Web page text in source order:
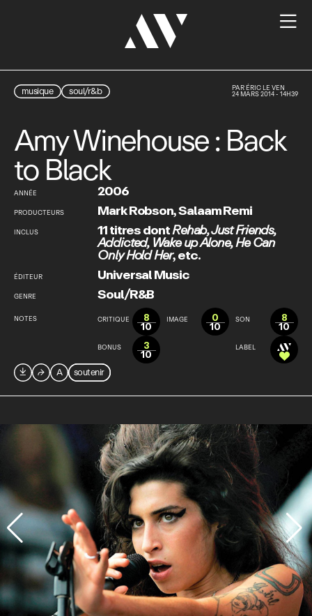

musique soul/r&b PAR ÉRIC LE VEN
24 MARS 2014 - 14H39
Amy Winehouse : Back
to Black
ANNÉE 2006
PRODUCTEURS Mark Robson,Salaam Remi
INCLUS 11 titres dontRehab,Just Friends,
Addicted,Wake up Alone,He Can
Only Hold Her,etc.
ÉDITEUR Universal Music
GENRE Soul/R&B
NOTES CRITIQUE 8
10
IMAGE 0
10
SON 8
10
BONUS 3
10
LABEL
 ⮫ A soutenir